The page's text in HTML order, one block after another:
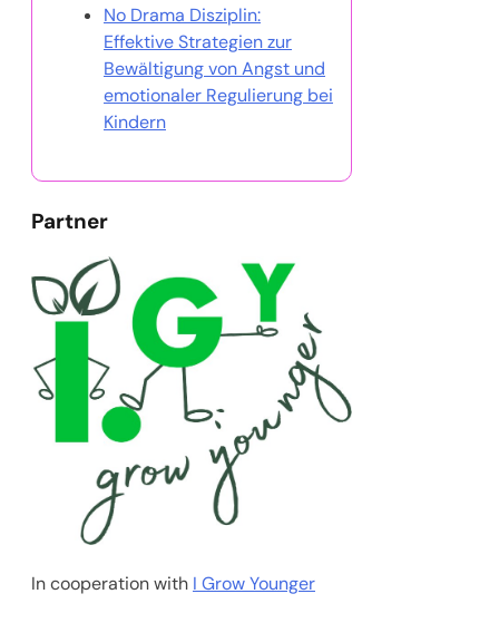
No Drama Disziplin:
Effektive Strategien zur
Bewältigung von Angst und
emotionaler Regulierung bei
Kindern
Partner
In cooperation with I Grow Younger